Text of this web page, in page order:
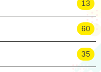
13
60
35